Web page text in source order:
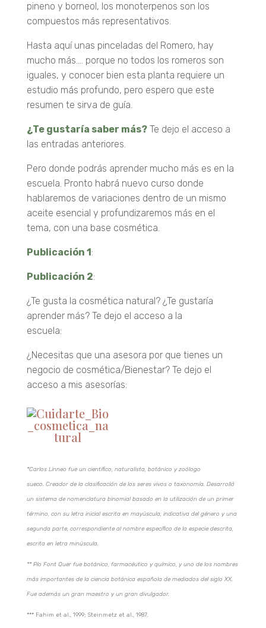
pineno y borneol, los monoterpenos son los
compuestos más representativos.
Hasta aquí unas pinceladas del Romero, hay
mucho más…. porque no todos los romeros son
iguales, y conocer bien esta planta requiere un
estudio más profundo, pero espero que este
resumen te sirva de guía.
¿Te gustaría saber más? Te dejo el acceso a
las entradas anteriores.
Pero donde podrás aprender mucho más es en la
escuela. Pronto habrá nuevo curso donde
hablaremos de variaciones dentro de un mismo
aceite esencial y profundizaremos más en el
tema, con una base cosmética.
Publicación 1:
Publicación 2:
¿Te gusta la cosmética natural? ¿Te gustaría
aprender más? Te dejo el acceso a la
escuela:
¿Necesitas que una asesora por que tienes un
negocio de cosmética/Bienestar? Te dejo el
acceso a mis asesorías:
*Carlos Linneo​​ fue un científico, naturalista, botánico y zoólogo
sueco. Creador de la clasificación de los seres vivos o taxonomía. Desarrolló
un sistema de nomenclatura binomial basado en la utilización de un primer
término, con su letra inicial escrita en mayúscula, indicativa del género y una
segunda parte, correspondiente al nombre específico de la especie descrita,
escrita en letra minúscula.
** Pío Font Quer fue botánico, farmacéutico y químico, y uno de los nombres
más importantes de la ciencia botánica española de mediados del siglo XX.
Fue además un gran maestro y un gran divulgador.
*** Fahim et al., 1999; Steinmetz et al., 1987.